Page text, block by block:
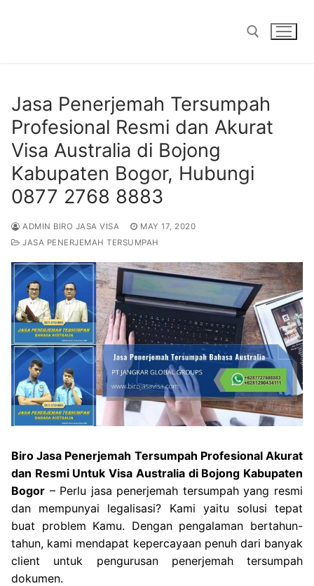
Jasa Penerjemah Tersumpah
Profesional Resmi dan Akurat
Visa Australia di Bojong
Kabupaten Bogor, Hubungi
0877 2768 8883
ADMIN BIRO JASA VISA
MAY 17, 2020
JASA PENERJEMAH TERSUMPAH
Biro Jasa Penerjemah Tersumpah Profesional Akurat
dan Resmi Untuk Visa Australia di Bojong Kabupaten
Bogor – Perlu jasa penerjemah tersumpah yang resmi
dan mempunyai legalisasi? Kami yaitu solusi tepat
buat problem Kamu. Dengan pengalaman bertahun-
tahun, kami mendapat kepercayaan penuh dari banyak
client untuk pengurusan penerjemah tersumpah
dokumen.